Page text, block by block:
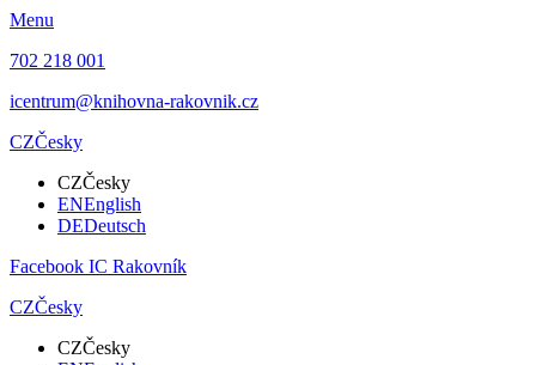
Menu
702 218 001
icentrum@knihovna-rakovnik.cz
CZČesky
CZČesky
ENEnglish
DEDeutsch
Facebook IC Rakovník
CZČesky
CZČesky